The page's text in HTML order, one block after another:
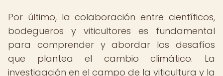
Por último, la colaboración entre científicos,
bodegueros y viticultores es fundamental
para comprender y abordar los desafíos
que plantea el cambio climático. La
investigación en el campo de la viticultura y la